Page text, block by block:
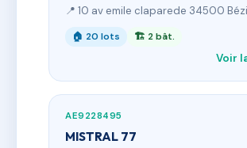
📍 10 av emile claparede 34500
🏠 20 lots 🏗 2 bât.
Voir
AE9228495
MISTRAL 77